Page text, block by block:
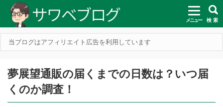
メニュー 検 索
当ブログはアフィリエイト広告を利用しています
夢展望通販の届くまでの日数は？いつ届
くのか調査！